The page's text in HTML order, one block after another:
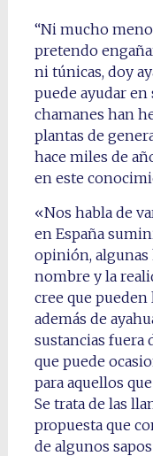
“Ni mucho
pretendo
ni túnicas, doy
puede ayudar en
chamanes han
plantas de
hace miles de
en este
«Nos habla de
en España
opinión,
nombre y la
cree que pueden
además de
sustancias fuera
que puede
para aquellos
Se trata de las
propuesta que
de algunos